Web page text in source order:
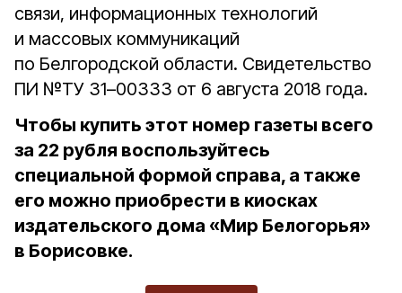
связи, информационных технологий
и массовых коммуникаций
по Белгородской области. Свидетельство
ПИ №ТУ 31–00333 от 6 августа 2018 года.
Чтобы купить этот номер газеты всего
за 22 рубля воспользуйтесь
специальной формой справа, а также
его можно приобрести в киосках
издательского дома «Мир Белогорья»
в Борисовке.